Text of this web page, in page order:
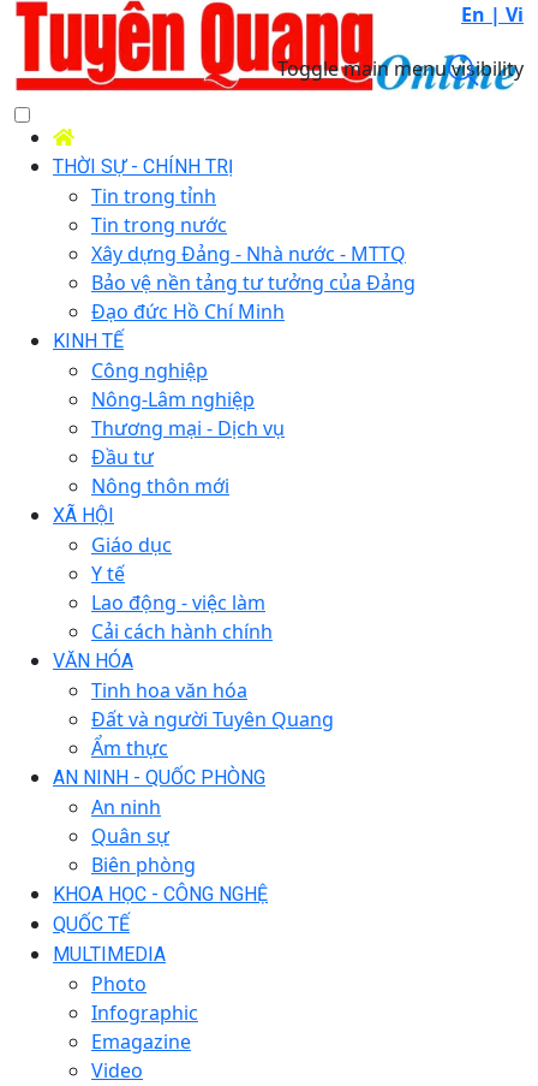
En | Vi
Toggle main menu visibility
THỜI SỰ - CHÍNH TRỊ
Tin trong tỉnh
Tin trong nước
Xây dựng Đảng - Nhà nước - MTTQ
Bảo vệ nền tảng tư tưởng của Đảng
Đạo đức Hồ Chí Minh
KINH TẾ
Công nghiệp
Nông-Lâm nghiệp
Thương mại - Dịch vụ
Đầu tư
Nông thôn mới
XÃ HỘI
Giáo dục
Y tế
Lao động - việc làm
Cải cách hành chính
VĂN HÓA
Tinh hoa văn hóa
Đất và người Tuyên Quang
Ẩm thực
AN NINH - QUỐC PHÒNG
An ninh
Quân sự
Biên phòng
KHOA HỌC - CÔNG NGHỆ
QUỐC TẾ
MULTIMEDIA
Photo
Infographic
Emagazine
Video